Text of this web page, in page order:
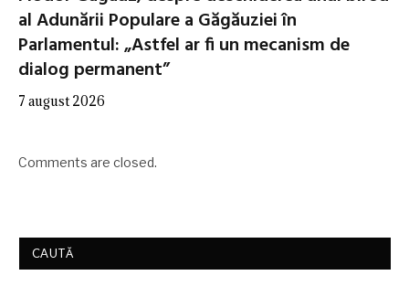
al Adunării Populare a Găgăuziei în
Parlamentul: „Astfel ar fi un mecanism de
dialog permanent”
7 august 2026
Comments are closed.
CAUTĂ